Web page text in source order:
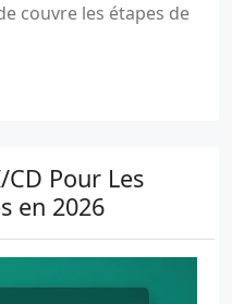
couvre les étapes de
Pour Les
en 2026